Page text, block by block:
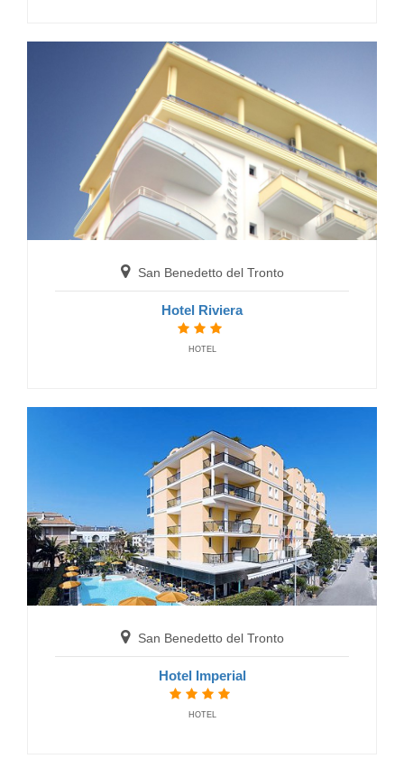
San Benedetto del Tronto
B&B Hotel Centrale
BED AND BREAKFAST
San Benedetto del Tronto
Hotel Doria
HOTELS
San Benedetto del Tronto
Hotel Riviera
HOTEL
San Benedetto del Tronto
Hotel Imperial
HOTEL